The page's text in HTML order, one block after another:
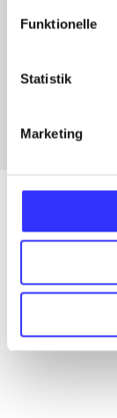
Funktionelle
Statistik
Marketing
Fra
Alle